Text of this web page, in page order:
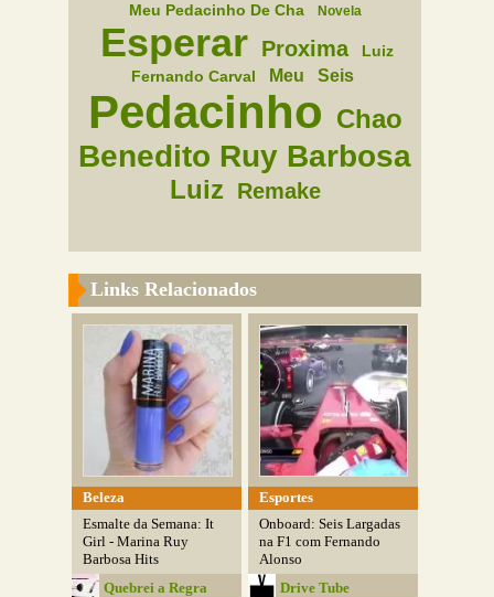
Meu Pedacinho De Cha Novela
Esperar Proxima
Luiz
Fernando Carval
Meu Seis
Pedacinho Chao
Benedito Ruy Barbosa
Luiz Remake
Links Relacionados
Beleza
Esmalte da Semana: It
Girl - Marina Ruy
Barbosa Hits
Quebrei a Regra
Esportes
Onboard: Seis Largadas
na F1 com Fernando
Alonso
Drive Tube